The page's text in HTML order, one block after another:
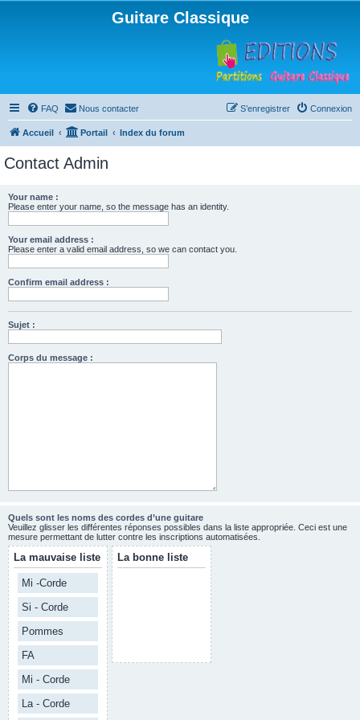
Guitare Classique
FAQ Nous contacter Connexion
S’enregistrer
Accueil Portail Index du forum
Contact Admin
Your name :
Please enter your name, so the message has an identity.
Your email address :
Please enter a valid email address, so we can contact you.
Confirm email address :
Sujet :
Corps du message :
Quels sont les noms des cordes d’une guitare
Veuillez glisser les différentes réponses possibles dans la liste appropriée. Ceci est une
mesure permettant de lutter contre les inscriptions automatisées.
La mauvaise liste
Mi -Corde
Si - Corde
Pommes
FA
Mi - Corde
La - Corde
La bonne liste